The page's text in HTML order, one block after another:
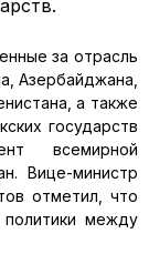
за отрасль
Азербайджана,
а также
государств
всемирной
Вице-министр
отметил, что
между